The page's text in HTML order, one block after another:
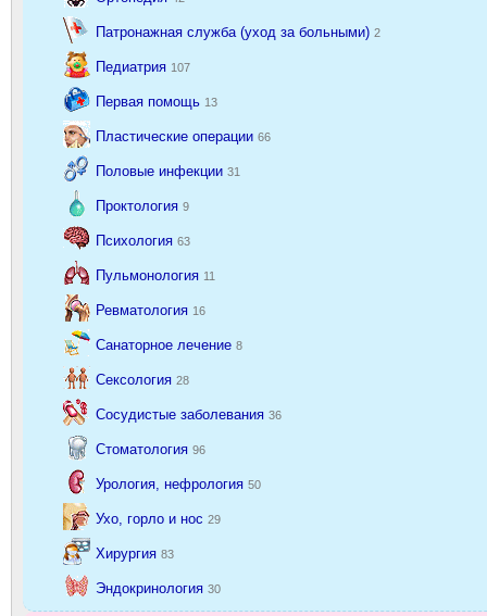
Патронажная служба (уход за больными) 2
Педиатрия 107
Первая помощь 13
Пластические операции 66
Половые инфекции 31
Проктология 9
Психология 63
Пульмонология 11
Ревматология 16
Санаторное лечение 8
Сексология 28
Сосудистые заболевания 36
Стоматология 96
Урология, нефрология 50
Ухо, горло и нос 29
Хирургия 83
Эндокринология 30